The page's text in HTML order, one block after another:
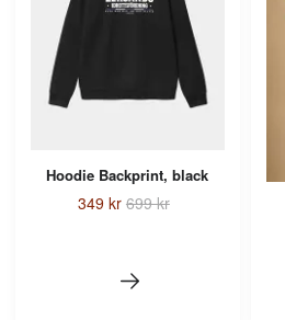
Hoodie Backprint, black
349 kr 699 kr